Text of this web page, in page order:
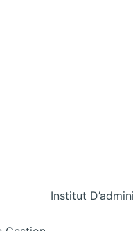
Institut